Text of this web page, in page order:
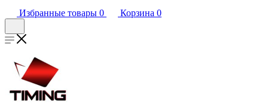
Избранные товары 0 Корзина 0